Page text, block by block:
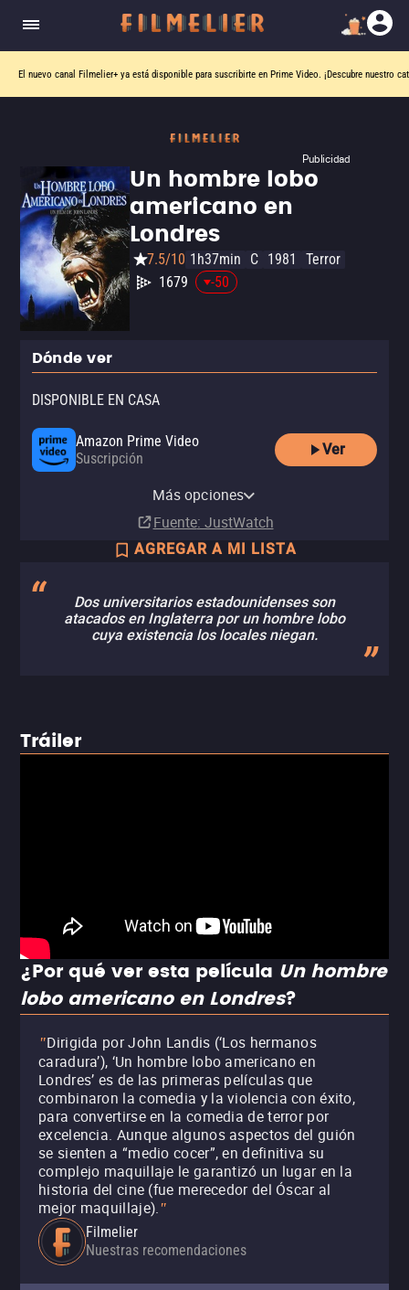
El nuevo canal Filmelier+ ya está disponible para suscribirte en Prime Video. ¡Descubre nuestro
Publicidad
Un hombre lobo
americano en
Londres
7.5/10 1h37min C 1981
Terror
1679
-50
Dónde ver
DISPONIBLE EN CASA
Amazon Prime Video
Suscripción
Ver
Amazon Video
Apple TV Store
Más opciones
Fuente: JustWatch
AGREGAR A MI LISTA
Dos universitarios estadounidenses son
atacados en Inglaterra por un hombre lobo
cuya existencia los locales niegan.
Tráiler
¿Por qué ver esta película Un hombre
lobo americano en Londres?
"Dirigida por John Landis (‘Los hermanos
caradura’), ‘Un hombre lobo americano en
Londres’ es de las primeras películas que
combinaron la comedia y la violencia con éxito,
para convertirse en la comedia de terror por
excelencia. Aunque algunos aspectos del guión
se sienten a “medio cocer”, en definitiva su
complejo maquillaje le garantizó un lugar en la
historia del cine (fue merecedor del Óscar al
mejor maquillaje)."
Filmelier
Nuestras recomendaciones